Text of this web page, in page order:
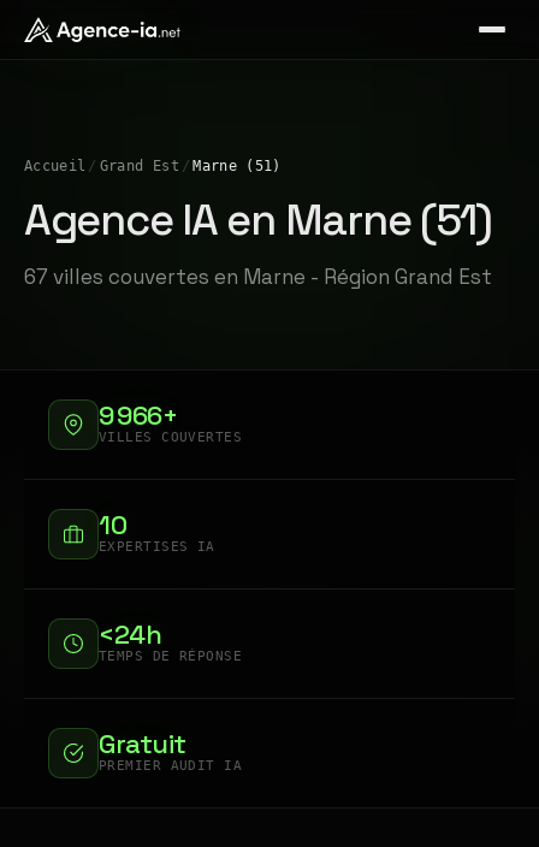
Accueil / Grand Est / Marne (51)
Agence IA en Marne (51)
67 villes couvertes en Marne - Région Grand Est
9 966+
VILLES COUVERTES
10
EXPERTISES IA
<24h
TEMPS DE RÉPONSE
Gratuit
PREMIER AUDIT IA